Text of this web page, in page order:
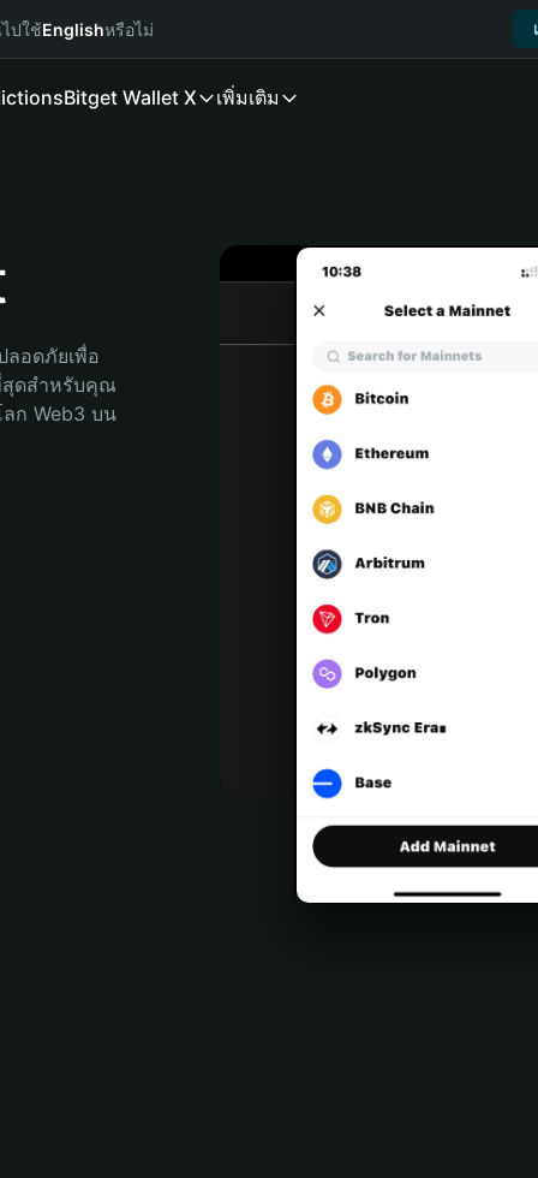
ปใช้Englishหรือไม่
Bitget Wallet X เพิ่มเติม
ลอดภัยเพื่อ
สุดสำหรับคุณ
ก Web3 บน